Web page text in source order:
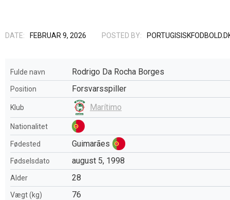
DATE: FEBRUAR 9, 2026 POSTED BY:
Fulde navn Rodrigo Da Rocha Borges
Position Forsvarsspiller
Klub Marítimo
Nationalitet
Fødested Guimarães
Fødselsdato august 5, 1998
Alder 28
Vægt (kg) 76